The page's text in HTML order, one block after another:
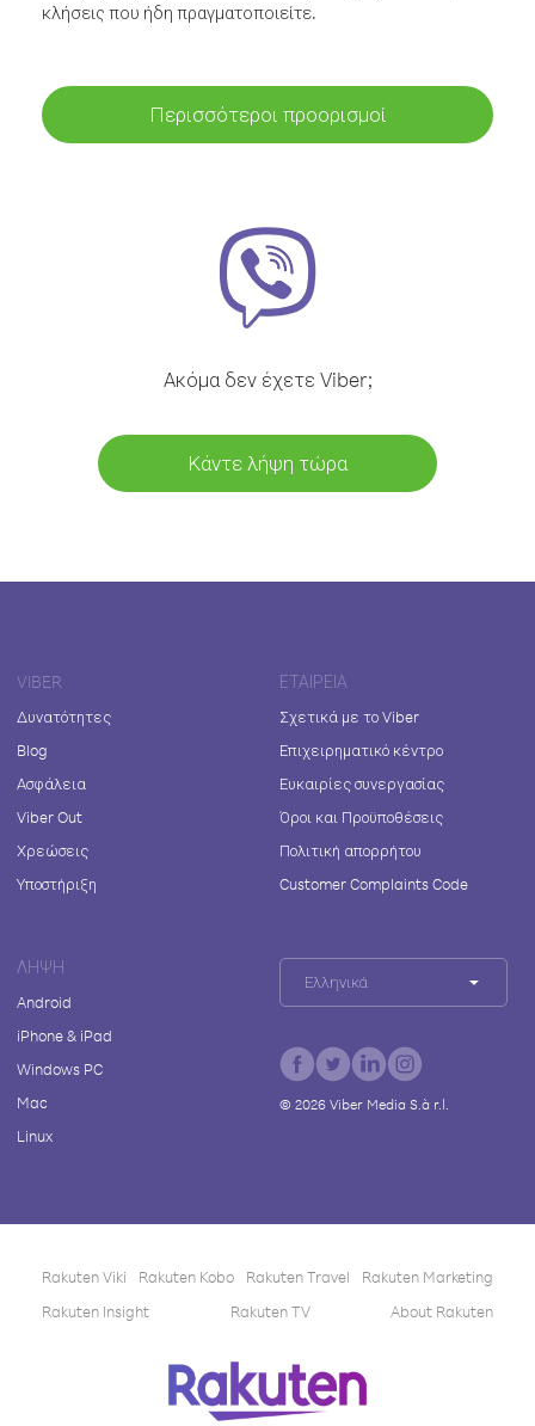
κλήσεις που ήδη πραγματοποιείτε.
Περισσότεροι προορισμοί
Ακόμα δεν έχετε Viber;
Κάντε λήψη τώρα
VIBER
Δυνατότητες
Blog
Ασφάλεια
Viber Out
Χρεώσεις
Υποστήριξη
ΕΤΑΙΡΕΊΑ
Σχετικά με το Viber
Επιχειρηματικό κέντρο
Ευκαιρίες συνεργασίας
Όροι και Προϋποθέσεις
Πολιτική απορρήτου
Customer Complaints Code
ΛΉΨΗ
Android
iPhone & iPad
Windows PC
Mac
Linux
Ελληνικά
© 2026Viber Media S.à r.l.
Rakuten Viki Rakuten Kobo Rakuten Travel
Rakuten Marketing
Rakuten Insight
Rakuten TV About Rakuten